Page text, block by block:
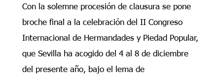
Con la solemne procesión de clausura se pone
broche final a la celebración del II Congreso
Internacional de Hermandades y Piedad Popular,
que Sevilla ha acogido del 4 al 8 de diciembre
del presente año, bajo el lema de